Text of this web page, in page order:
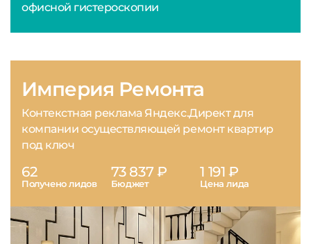
офисной гистероскопии
Империя Ремонта
Контекстная реклама Яндекс.Директ для
компании осуществляющей ремонт квартир
под ключ
62
Получено лидов
73 837 ₽
Бюджет
1 191 ₽
Цена лида